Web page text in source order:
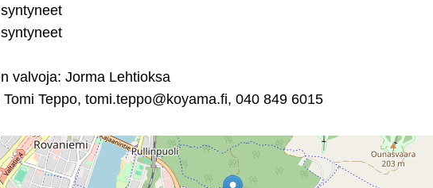
valvoja: Jorma Lehtioksa
Teppo, tomi.teppo@koyama.fi, 040 849 6015